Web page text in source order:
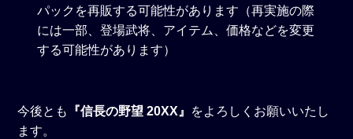
パックを再販する可能性があります（再実施の際
には一部、登場武将、アイテム、価格などを変更
する可能性があります）
今後とも 『信長の野望 20XX』 をよろしくお願いいたし
ます。